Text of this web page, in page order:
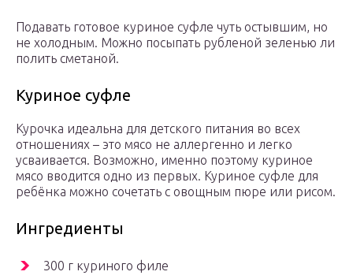
Подавать готовое куриное суфле чуть остывшим, но
не холодным. Можно посыпать рубленой зеленью ли
полить сметаной.
Куриное суфле
Курочка идеальна для детского питания во всех
отношениях – это мясо не аллергенно и легко
усваивается. Возможно, именно поэтому куриное
мясо вводится одно из первых. Куриное суфле для
ребёнка можно сочетать с овощным пюре или рисом.
Ингредиенты
300 г куриного филе